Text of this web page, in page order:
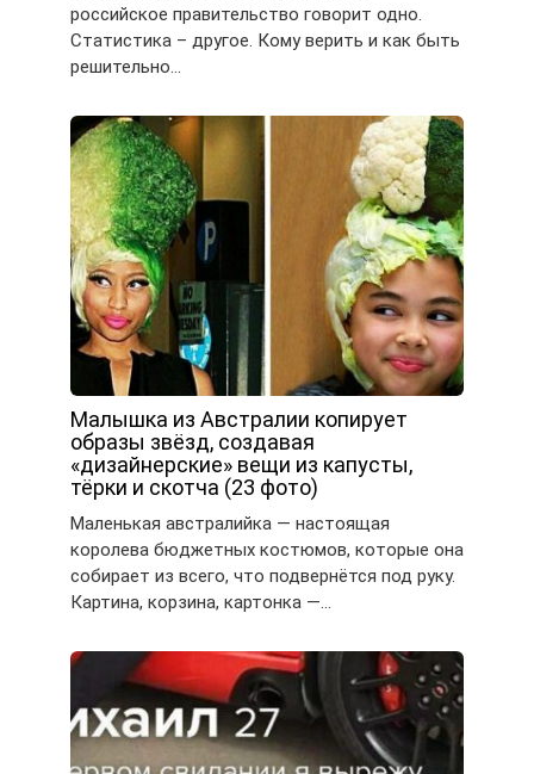
российское правительство говорит одно.
Статистика – другое. Кому верить и как быть
решительно…
Малышка из Австралии копирует
образы звёзд, создавая
«дизайнерские» вещи из капусты,
тёрки и скотча (23 фото)
Маленькая австралийка — настоящая
королева бюджетных костюмов, которые она
собирает из всего, что подвернётся под руку.
Картина, корзина, картонка —…